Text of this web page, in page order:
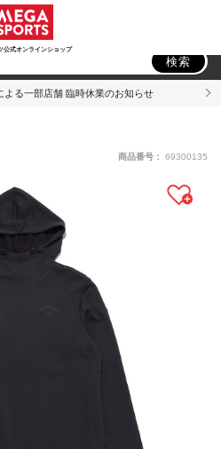
公式オンラインショップ
検索
よる一部店舗 臨時休業のお知らせ
商品番号： 69300135